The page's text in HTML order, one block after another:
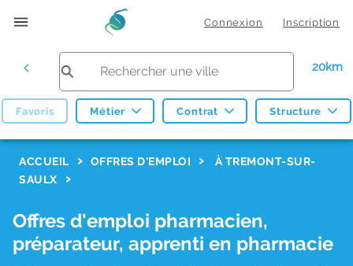
Connexion Inscription
20km
Favoris Métier Contrat Structure
ACCUEIL OFFRES D'EMPLOI
À TREMONT-SUR-
SAULX
Offres d'emploi pharmacien,
préparateur, apprenti en pharmacie